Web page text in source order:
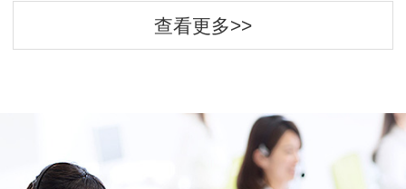
查看更多>>